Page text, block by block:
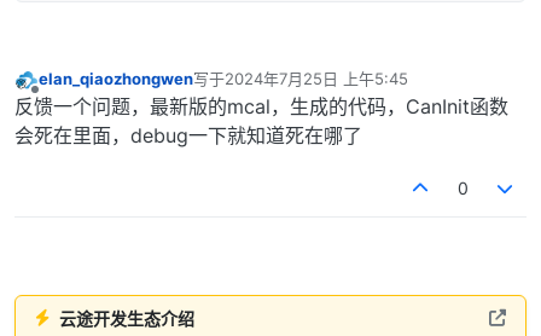
离线
elan_qiaozhongwen写于2024年7月25日 上午5:45
最后由 编辑
反馈一个问题，最新版的mcal，生成的代码，CanInit函数
会死在里面，debug一下就知道死在哪了
0
云途开发生态介绍